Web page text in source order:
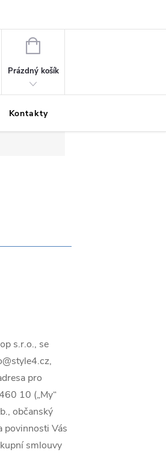
NÁKUPNÍ
Prázdný košík
Kontakty
s.r.o., se
pro
10 („My“
občanský
povinnosti Vás
smlouvy